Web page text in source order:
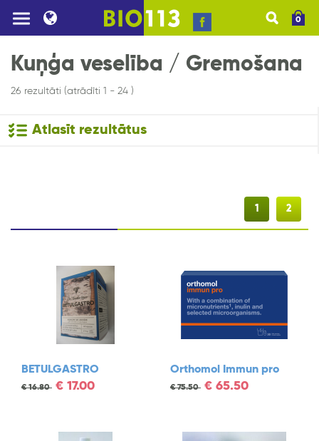
0
Kuņģa veselība / Gremošana
26 rezultāti (atrādīti 1 - 24 )
Atlasīt rezultātus
1 2
BETULGASTRO
€16.80 € 17.00
Orthomol Immun pro
€75.50 € 65.50